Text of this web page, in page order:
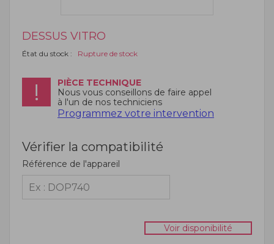
DESSUS VITRO
État du stock : Rupture de stock
PIÈCE TECHNIQUE
Nous vous conseillons de faire appel
à l'un de nos techniciens
Programmez votre intervention
Vérifier la compatibilité
Référence de l'appareil
Voir disponibilité